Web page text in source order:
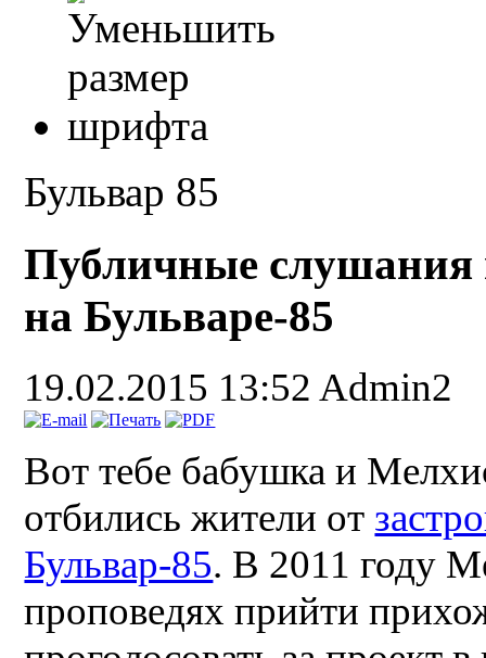
Бульвар 85
Публичные слушания
на Бульваре-85
19.02.2015 13:52 Admin2
Вот тебе бабушка и
отбились жители от
Бульвар-85. В 2011 году
проповедях прийти